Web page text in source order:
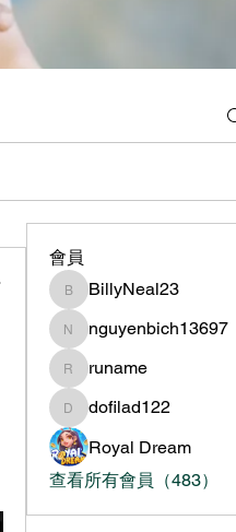
會員
BillyNeal23
BillyNeal23
nguyenbich13697
nguyenbich13697
runame
runame
dofilad122
dofilad122
Royal Dream
查看所有會員（483）